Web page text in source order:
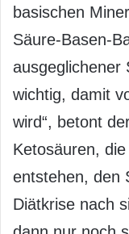
basischen
Säure-Basen-
ausgeglichener
wichtig, damit
wird“, betont
Ketosäuren,
entstehen, den
Diätkrise nach